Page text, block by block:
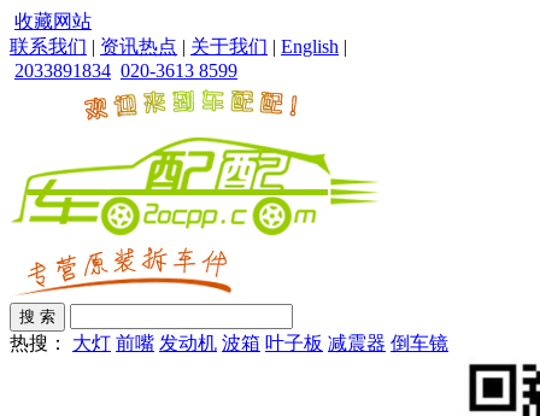
收藏网站
联系我们 | 资讯热点 | 关于我们 | English |
2033891834 020-3613 8599
热搜： 大灯 前嘴 发动机 波箱 叶子板 减震器 倒车镜